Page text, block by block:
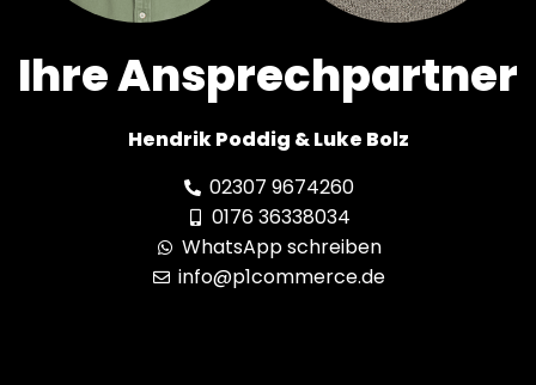
Ihre Ansprechpartner
Hendrik Poddig & Luke Bolz
02307 9674260
0176 36338034
WhatsApp schreiben
info@p1commerce.de